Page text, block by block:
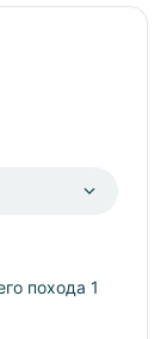
похода 1